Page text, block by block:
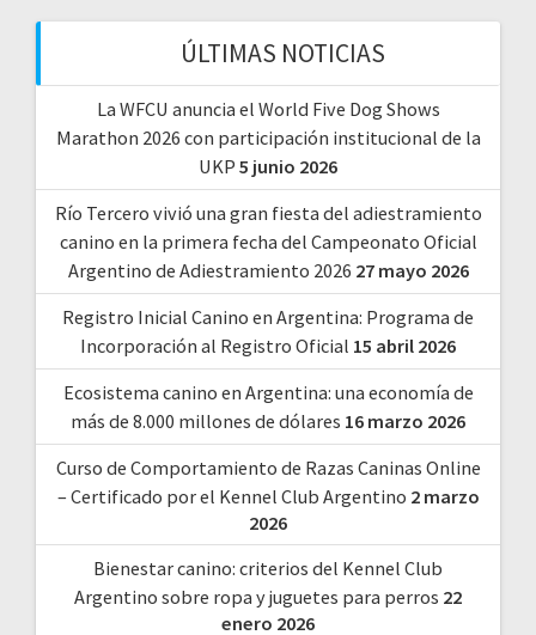
ÚLTIMAS NOTICIAS
La WFCU anuncia el World Five Dog Shows
Marathon 2026 con participación institucional de la
UKP 5 junio 2026
Río Tercero vivió una gran fiesta del adiestramiento
canino en la primera fecha del Campeonato Oficial
Argentino de Adiestramiento 2026 27 mayo 2026
Registro Inicial Canino en Argentina: Programa de
Incorporación al Registro Oficial 15 abril 2026
Ecosistema canino en Argentina: una economía de
más de 8.000 millones de dólares 16 marzo 2026
Curso de Comportamiento de Razas Caninas Online
– Certificado por el Kennel Club Argentino 2 marzo
2026
Bienestar canino: criterios del Kennel Club
Argentino sobre ropa y juguetes para perros 22
enero 2026